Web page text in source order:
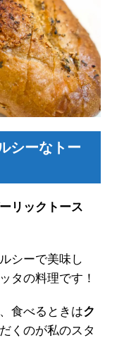
シーなトー
リックトース
シーで美味し
タの料理です！
食べるときはク
くのが私のスタ